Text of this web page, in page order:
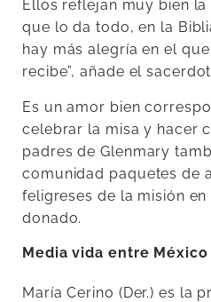
Ellos reflejan muy bien
que lo da todo, en la
hay más alegría en el
recibe”, añade el
Es un amor bien
celebrar la misa y hacer
padres de Glenmary
comunidad paquetes de
feligreses de la misión
donado.
Media vida entre México
María Cerino (Der.) es la